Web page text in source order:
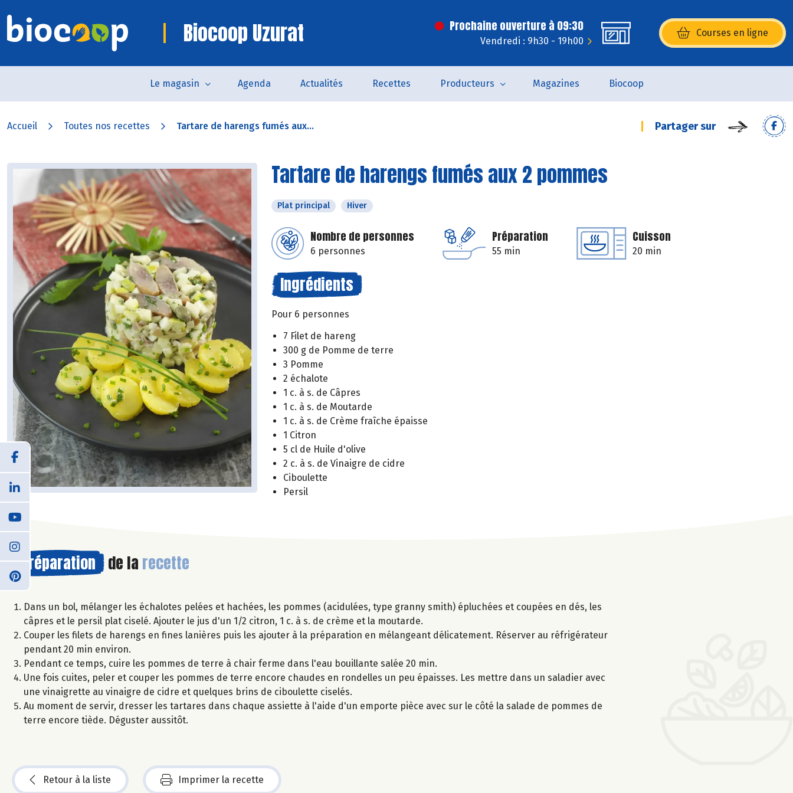
Biocoop Uzurat Prochaine ouverture à 09:30
Vendredi : 9h30 - 19h00
Courses en ligne
(s’ouvre dans une nouvelle
Le magasin Agenda Actualités Recettes Producteurs Magazines Biocoop
Accueil Toutes nos recettes Tartare de harengs fumés aux... Partager sur
Tartare de harengs fumés aux 2 pommes
Plat principal Hiver
Nombre de personnes
6 personnes
Préparation
55 min
Cuisson
20 min
Ingrédients
Pour 6 personnes
7 Filet de hareng
300 g de Pomme de terre
3 Pomme
2 échalote
1 c. à s. de Câpres
1 c. à s. de Moutarde
1 c. à s. de Crème fraîche épaisse
1 Citron
5 cl de Huile d'olive
2 c. à s. de Vinaigre de cidre
Ciboulette
Persil
Préparation de la recette
Dans un bol, mélanger les échalotes pelées et hachées, les pommes (acidulées, type granny smith) épluchées et coupées en dés, les
câpres et le persil plat ciselé. Ajouter le jus d'un 1/2 citron, 1 c. à s. de crème et la moutarde.
Couper les filets de harengs en fines lanières puis les ajouter à la préparation en mélangeant délicatement. Réserver au réfrigérateur
pendant 20 min environ.
Pendant ce temps, cuire les pommes de terre à chair ferme dans l'eau bouillante salée 20 min.
Une fois cuites, peler et couper les pommes de terre encore chaudes en rondelles un peu épaisses. Les mettre dans un saladier avec
une vinaigrette au vinaigre de cidre et quelques brins de ciboulette ciselés.
Au moment de servir, dresser les tartares dans chaque assiette à l'aide d'un emporte pièce avec sur le côté la salade de pommes de
terre encore tiède. Déguster aussitôt.
Retour à la liste Imprimer la recette